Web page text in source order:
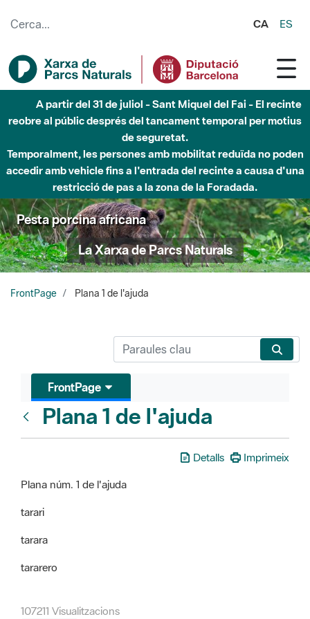
CA ES
A partir del 31 de juliol - Sant Miquel del Fai - El recinte
reobre al públic després del tancament temporal per motius
de seguretat.
Temporalment, les persones amb mobilitat reduïda no poden
accedir amb vehicle fins a l'entrada del recinte a causa d'una
restricció de pas a la zona de la Foradada.
Pesta porcina africana
La Xarxa de Parcs Naturals
FrontPage Plana 1 de l'ajuda
FrontPage
Plana 1 de l'ajuda
Detalls
Imprimeix
Plana núm. 1 de l'ajuda
tarari
tarara
tararero
107211 Visualitzacions